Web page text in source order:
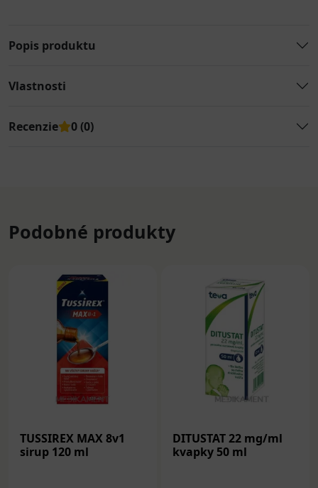
Popis produktu
Vlastnosti
Recenzie 0 (0)
Podobné produkty
TUSSIREX MAX 8v1
sirup 120 ml
DITUSTAT 22 mg/ml
kvapky 50 ml